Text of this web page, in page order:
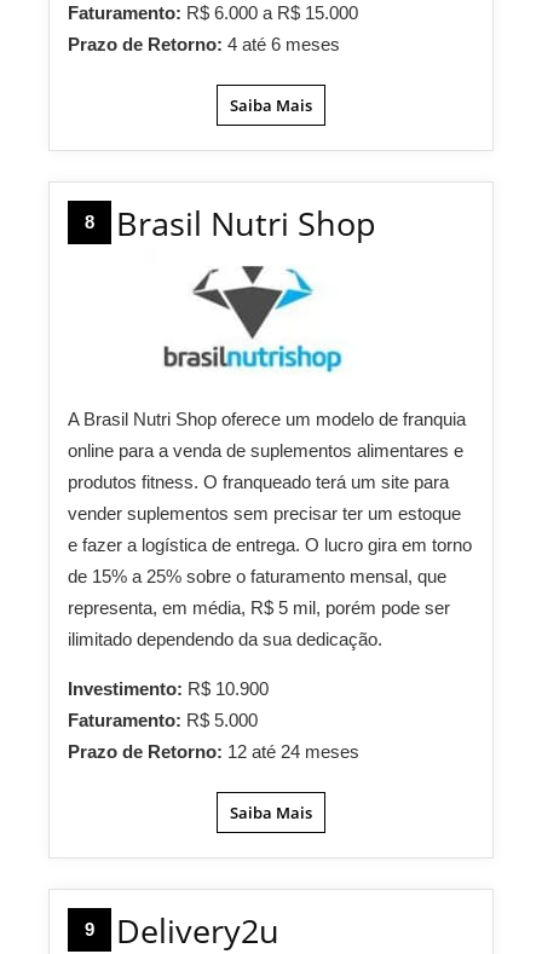
Faturamento: R$ 6.000 a R$ 15.000
Prazo de Retorno: 4 até 6 meses
Saiba Mais
8 Brasil Nutri Shop
A Brasil Nutri Shop oferece um modelo de franquia
online para a venda de suplementos alimentares e
produtos fitness. O franqueado terá um site para
vender suplementos sem precisar ter um estoque
e fazer a logística de entrega. O lucro gira em torno
de 15% a 25% sobre o faturamento mensal, que
representa, em média, R$ 5 mil, porém pode ser
ilimitado dependendo da sua dedicação.
Investimento: R$ 10.900
Faturamento: R$ 5.000
Prazo de Retorno: 12 até 24 meses
Saiba Mais
9 Delivery2u